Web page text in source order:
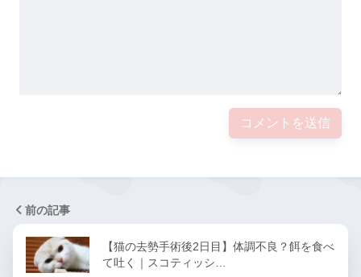
前の記事
【猫の去勢手術後2日目】体調不良？餌を食べ
て吐く｜スコティッシ…